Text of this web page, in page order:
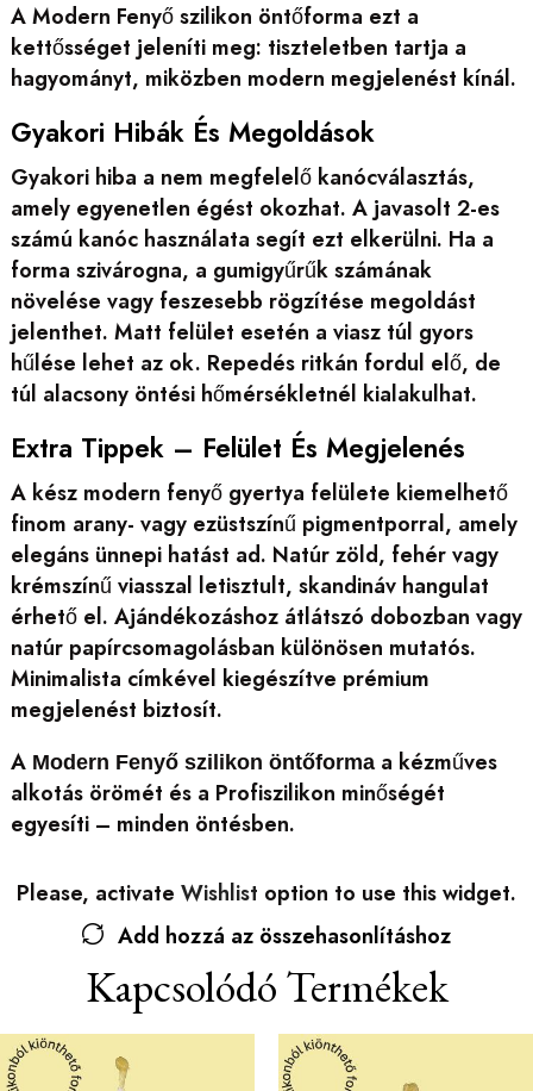
A Modern Fenyő szilikon öntőforma ezt a
kettősséget jeleníti meg: tiszteletben tartja a
hagyományt, miközben modern megjelenést kínál.
Gyakori Hibák És Megoldások
Gyakori hiba a nem megfelelő kanócválasztás,
amely egyenetlen égést okozhat. A javasolt 2-es
számú kanóc használata segít ezt elkerülni. Ha a
forma szivárogna, a gumigyűrűk számának
növelése vagy feszesebb rögzítése megoldást
jelenthet. Matt felület esetén a viasz túl gyors
hűlése lehet az ok. Repedés ritkán fordul elő, de
túl alacsony öntési hőmérsékletnél kialakulhat.
Extra Tippek – Felület És Megjelenés
A kész modern fenyő gyertya felülete kiemelhető
finom arany- vagy ezüstszínű pigmentporral, amely
elegáns ünnepi hatást ad. Natúr zöld, fehér vagy
krémszínű viasszal letisztult, skandináv hangulat
érhető el. Ajándékozáshoz átlátszó dobozban vagy
natúr papírcsomagolásban különösen mutatós.
Minimalista címkével kiegészítve prémium
megjelenést biztosít.
A Modern Fenyő szilikon öntőformaa kézműves
alkotás örömét és a Profiszilikon minőségét
egyesíti – minden öntésben.
Please, activate Wishlist option to use this widget.
Add hozzá az összehasonlításhoz
Kapcsolódó Termékek